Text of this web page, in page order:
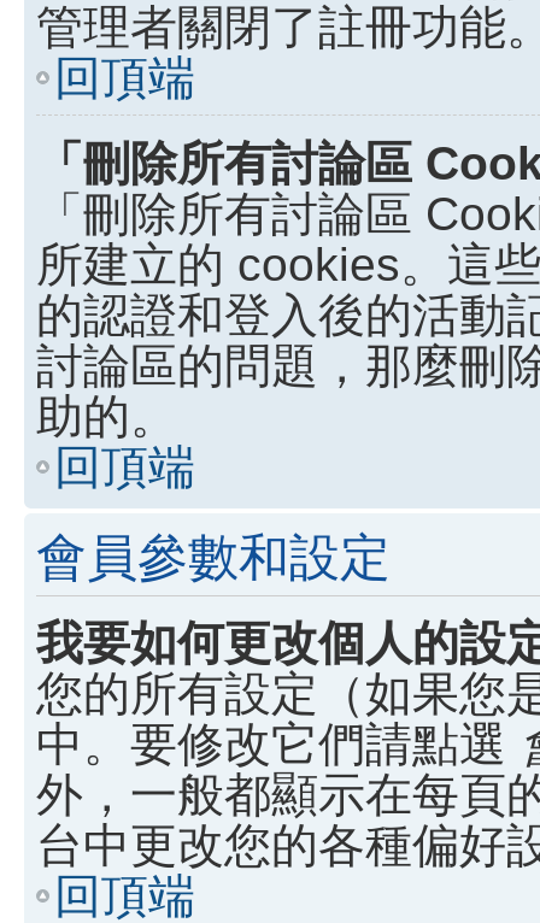
管理者關閉了註冊功能
回頂端
「刪除所有討論區
「刪除所有討論區
所建立的 cookies。這
的認證和登入後的活動
討論區的問題，那麼刪
助的。
回頂端
會員參數和設定
我要如何更改個人的設
您的所有設定（如果您
中。要修改它們請點選
外，一般都顯示在每頁
台中更改您的各種偏好
回頂端